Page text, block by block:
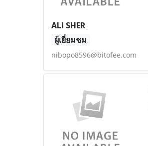
ALI SHER
ผู้เยี่ยมชม
nibopo8596@bitofee.com